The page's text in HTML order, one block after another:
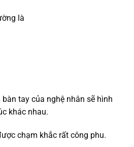
là
tay của nghệ nhân sẽ hình
khác nhau.
chạm khắc rất công phu.